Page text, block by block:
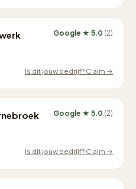
Google ★ 5.0 (2)
Is dit jouw bedrijf? Claim →
Google ★ 5.0 (2)
Is dit jouw bedrijf? Claim →